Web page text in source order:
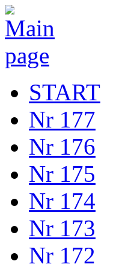
START
Nr 177
Nr 176
Nr 175
Nr 174
Nr 173
Nr 172